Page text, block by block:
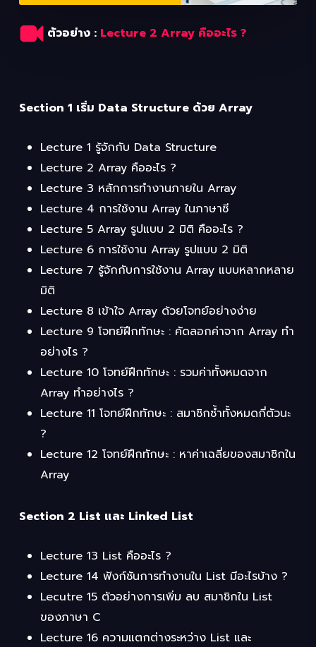
ตัวอย่าง : Lecture 2 Array คืออะไร ?
Section 1 เริ่ม Data Structure ด้วย Array
Lecture 1 รู้จักกับ Data Structure
Lecture 2 Array คืออะไร ?
Lecture 3 หลักการทำงานภายใน Array
Lecture 4 การใช้งาน Array ในภาษาซี
Lecture 5 Array รูปแบบ 2 มิติ คืออะไร ?
Lecture 6 การใช้งาน Array รูปแบบ 2 มิติ
Lecture 7 รู้จักกับการใช้งาน Array แบบหลากหลาย
มิติ
Lecture 8 เข้าใจ Array ด้วยโจทย์อย่างง่าย
Lecture 9 โจทย์ฝึกทักษะ : คัดลอกค่าจาก Array ทำ
อย่างไร ?
Lecture 10 โจทย์ฝึกทักษะ : รวมค่าทั้งหมดจาก
Array ทำอย่างไร ?
Lecture 11 โจทย์ฝึกทักษะ : สมาชิกซ้ำทั้งหมดกี่ตัวนะ
?
Lecture 12 โจทย์ฝึกทักษะ : หาค่าเฉลี่ยของสมาชิกใน
Array
Section 2 List และ Linked List
Lecture 13 List คืออะไร ?
Lecture 14 ฟังก์ชันการทำงานใน List มีอะไรบ้าง ?
Lecutre 15 ตัวอย่างการเพิ่ม ลบ สมาชิกใน List
ของภาษา C
Lecture 16 ความแตกต่างระหว่าง List และ